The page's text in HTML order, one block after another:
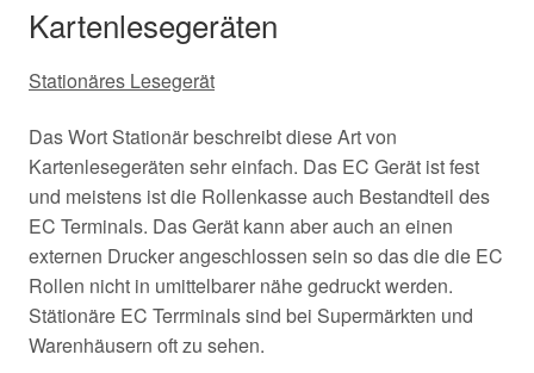
Kartenlesegeräten
Stationäres Lesegerät
Das Wort Stationär beschreibt diese Art von
Kartenlesegeräten sehr einfach. Das EC Gerät ist fest
und meistens ist die Rollenkasse auch Bestandteil des
EC Terminals. Das Gerät kann aber auch an einen
externen Drucker angeschlossen sein so das die die EC
Rollen nicht in umittelbarer nähe gedruckt werden.
Stätionäre EC Terrminals sind bei Supermärkten und
Warenhäusern oft zu sehen.